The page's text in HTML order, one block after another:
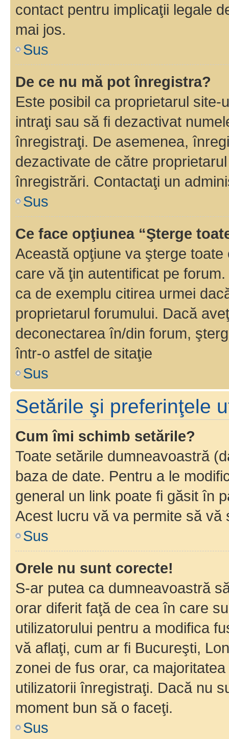
contact pentru implicaţii legale
mai jos.
Sus
De ce nu mă pot înregistra?
Este posibil ca proprietarul
intraţi sau să fi dezactivat
înregistraţi. De asemenea,
dezactivate de către
înregistrări. Contactaţi un
Sus
Ce face opţiunea “Şterge
Această opţiune va şterge
care vă ţin autentificat pe
ca de exemplu citirea urmei
proprietarul forumului. Dacă
deconectarea în/din forum,
într-o astfel de sitaţie
Sus
Setările şi preferinţele
Cum îmi schimb setările?
Toate setările dumneavoastră
baza de date. Pentru a le
general un link poate fi găsit în
Acest lucru vă va permite să
Sus
Orele nu sunt corecte!
S-ar putea ca dumneavoastră
orar diferit faţă de cea în care
utilizatorului pentru a modifica
vă aflaţi, cum ar fi Bucureşti,
zonei de fus orar, ca
utilizatorii înregistraţi. Dacă nu
moment bun să o faceţi.
Sus